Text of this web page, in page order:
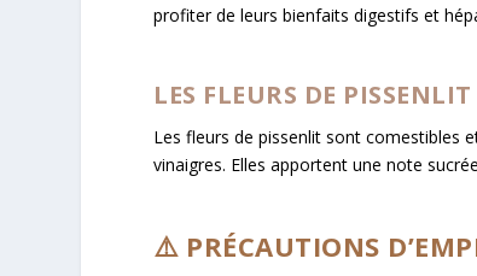
profiter de leurs bienfaits digestifs et
LES FLEURS DE PISSENLIT
Les fleurs de pissenlit sont comestibles
vinaigres. Elles apportent une note
⚠️ PRÉCAUTIONS